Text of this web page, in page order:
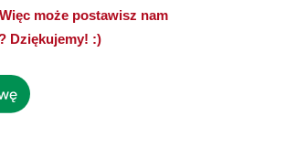
może postawisz nam
Dziękujemy! :)